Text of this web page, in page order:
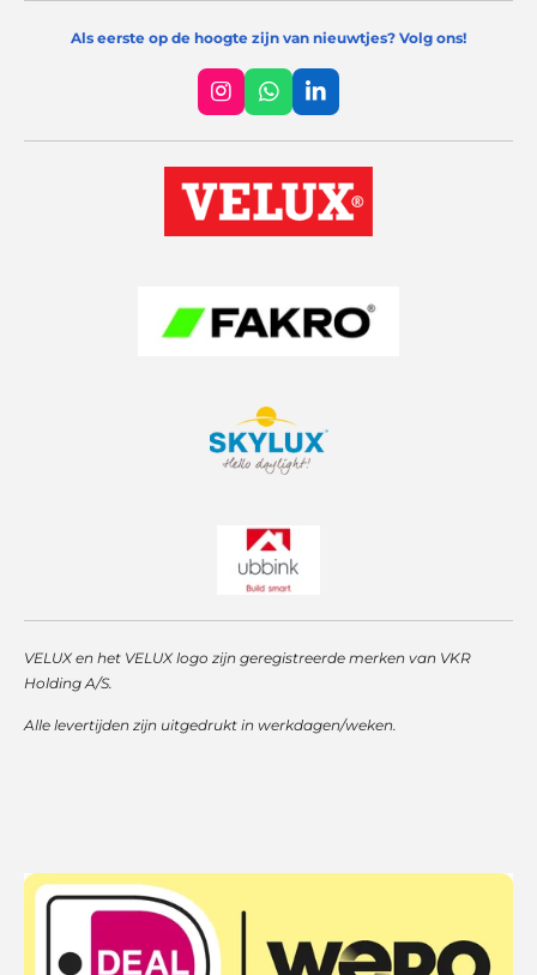
Als eerste op de hoogte zijn van nieuwtjes? Volg ons!
I
n
s
t
a
g
W
h
a
t
s
A
L
i
n
k
e
d
VELUX en het VELUX logo zijn geregistreerde merken van VKR
Holding A/S.
Alle levertijden zijn uitgedrukt in werkdagen/weken.